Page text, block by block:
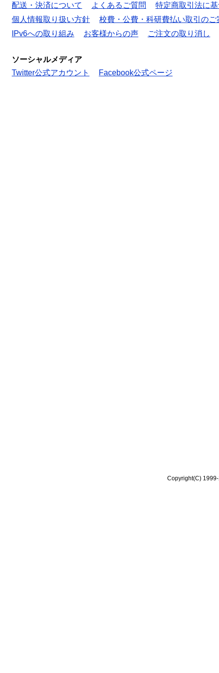
配送・決済について
よくあるご質問
特定商取引法に
個人情報取り扱い方針
校費・公費・科研費払い取引のご
IPv6への取り組み
お客様からの声 ご注文の取り消し
ソーシャルメディア
Twitter公式アカウント
Facebook公式ページ
Copyright(C)